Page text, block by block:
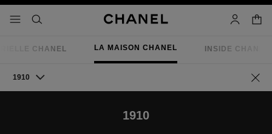
menu principal de navigation
- navigation principale
rechercher mon
panier
CHANEL LA MAISON CHANEL INSIDE CHANEL
1910
1910